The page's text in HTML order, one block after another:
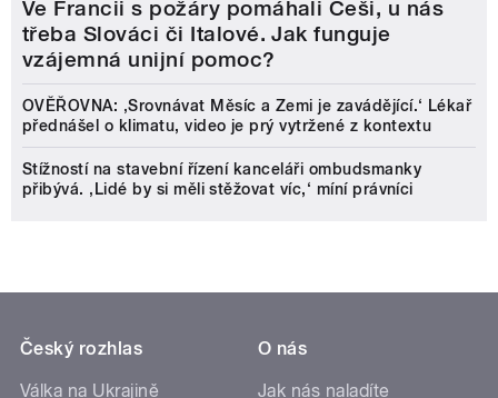
Ve Francii s požáry pomáhali Češi, u nás
třeba Slováci či Italové. Jak funguje
vzájemná unijní pomoc?
OVĚŘOVNA: ‚Srovnávat Měsíc a Zemi je zavádějící.‘ Lékař
přednášel o klimatu, video je prý vytržené z kontextu
Stížností na stavební řízení kanceláři ombudsmanky
přibývá. ‚Lidé by si měli stěžovat víc,‘ míní právníci
Český rozhlas
Válka na Ukrajině
O nás
Jak nás naladíte